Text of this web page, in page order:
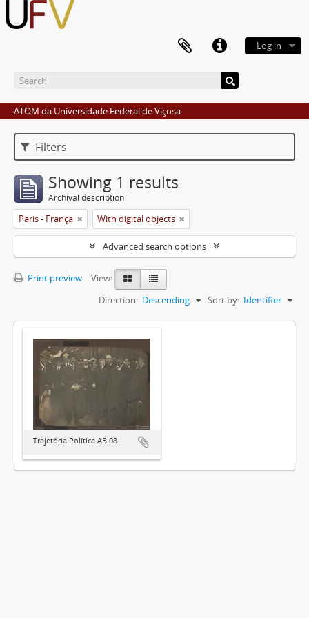
Log in
ATOM da Universidade Federal de Viçosa
Filters
Showing 1 results
Archival description
Paris - França With digital objects
Advanced search options
Print preview
View:
Sort by: Identifier
Direction: Descending
Trajetória Política AB 08